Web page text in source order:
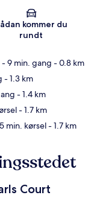
Kort
kommer du
rundt
- 9 min. gang - 0.8 km
- 1.3 km
- 1.4 km
- 1.7 km
min. kørsel- 1.7 km
Court